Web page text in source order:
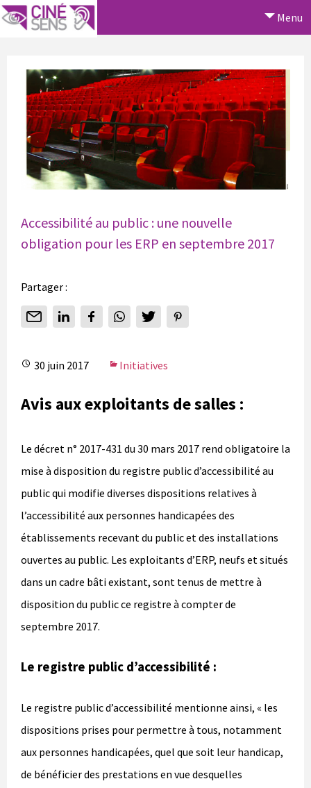
Menu
Accessibilité au public : une nouvelle
obligation pour les ERP en septembre 2017
Partager :
30 juin 2017 Initiatives
Avis aux exploitants de salles :
Le décret n° 2017-431 du 30 mars 2017 rend obligatoire la
mise à disposition du registre public d’accessibilité au
public qui modifie diverses dispositions relatives à
l’accessibilité aux personnes handicapées des
établissements recevant du public et des installations
ouvertes au public. Les exploitants d’ERP, neufs et situés
dans un cadre bâti existant, sont tenus de mettre à
disposition du public ce registre à compter de
septembre 2017.
Le registre public d’accessibilité :
Le registre public d’accessibilité mentionne ainsi, « les
dispositions prises pour permettre à tous, notamment
aux personnes handicapées, quel que soit leur handicap,
de bénéficier des prestations en vue desquelles